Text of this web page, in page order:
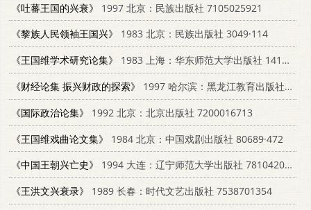
《吐蕃王国的兴衰》
1997 北京：民族出版社 7105025921
《黎族人民领袖王国兴》
1983 北京：民族出版社 3049·114
《王国维学术研究论集》
1983 上海：华东师范大学出版社 14135·006
《财经论集 振兴财政的探索》
1997 哈尔滨：黑龙江教育出版社 7531631016
《国际政治论集》
1992 北京：北京出版社 7200016713
《王国维戏曲论文集》
1984 北京：中国戏剧出版社 80689·472
《中国王朝兴亡史》
1994 大连：辽宁师范大学出版社 7810420208
《王洪文兴衰录》
1989 长春：时代文艺出版社 7538701354